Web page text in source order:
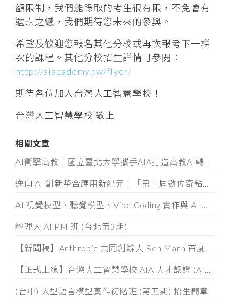
額限制，我們能錄取的考生很有限，不免會有
遺珠之憾，我們期待您未來的參與。
希望及歡迎您報名其他分校或再次報考下一梯
次的課程。其他分校招生詳情可參閱：
http://aiacademy.tw/flyer/
期待各位加入台灣人工智慧學校！
台灣人工智慧學校 敬上
相關文章
AI衝擊高教！國立臺北大學攜手AIA打造高教AI轉型示範模式
邁向 AI 創新整合應用新紀元！「第十屆數位奇點獎」8/5起全面開放徵件
AI 視覺模型、聽覺模型、Vibe Coding 實作與 AI 素養認證工作坊
經理人 AI PM 班 (台北第3期)
【新聞稿】Anthropic 共同創辦人 Ben Mann 首度訪台
【正式上線】台灣人工智慧學校 AIA 人才認證 (AIATC) 專屬網站啟用！
(台中) 大型語言模型實作初階班 (第五期) 招生簡章